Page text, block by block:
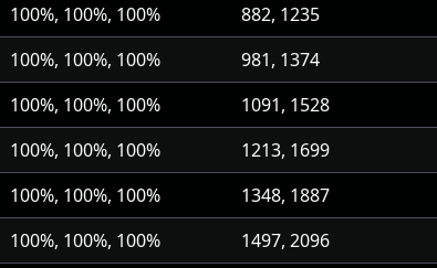
100%, 100%, 100% 882, 1235
100%, 100%, 100% 981, 1374
100%, 100%, 100% 1091, 1528
100%, 100%, 100% 1213, 1699
100%, 100%, 100% 1348, 1887
100%, 100%, 100% 1497, 2096